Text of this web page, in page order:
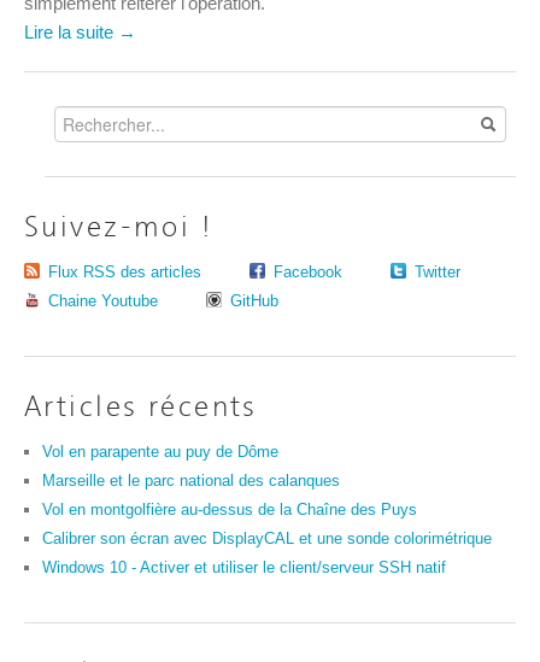
Lire la suite →
Suivez-moi !
Flux RSS des articles Facebook
Twitter
Chaine Youtube
GitHub
Articles récents
Vol en parapente au puy de Dôme
Marseille et le parc national des calanques
Vol en montgolfière au-dessus de la Chaîne des Puys
Calibrer son écran avec DisplayCAL et une sonde colorimétrique
Windows 10 - Activer et utiliser le client/serveur SSH natif